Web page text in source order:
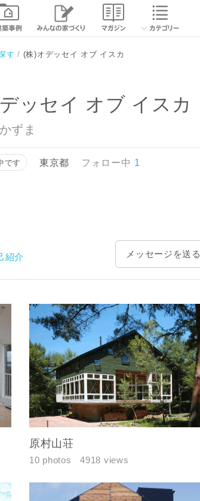
す (株)オデッセイ オブ イスカ
相談する
ッセイ オブ イスカ
ずま
です 東京都 フォロー中 1
紹介 メッセージを送る
原村山荘
10 photos 4918 views